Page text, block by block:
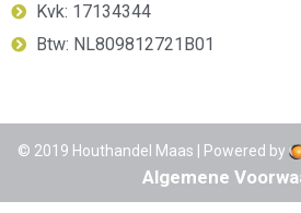
Kvk: 17134344
Btw: NL809812721B01
© 2019 Houthandel Maas | Powered by
Algemene